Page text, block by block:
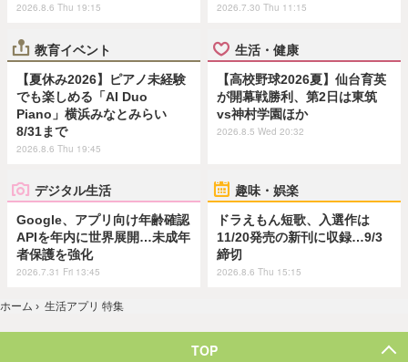
2026.8.6 Thu 19:15 2026.7.30 Thu 11:15
教育イベント
【夏休み2026】ピアノ未経験
でも楽しめる「AI Duo
Piano」横浜みなとみらい
8/31まで
2026.8.6 Thu 19:45
生活・健康
【高校野球2026夏】仙台育英
が開幕戦勝利、第2日は東筑
vs神村学園ほか
2026.8.5 Wed 20:32
デジタル生活
Google、アプリ向け年齢確認
APIを年内に世界展開…未成年
者保護を強化
2026.7.31 Fri 13:45
趣味・娯楽
ドラえもん短歌、入選作は
11/20発売の新刊に収録…9/3
締切
2026.8.6 Thu 15:15
ホーム › 生活アプリ 特集
TOP